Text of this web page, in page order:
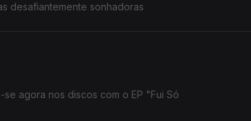
desafiantemente sonhadoras
agora nos discos com o EP "Fui Só